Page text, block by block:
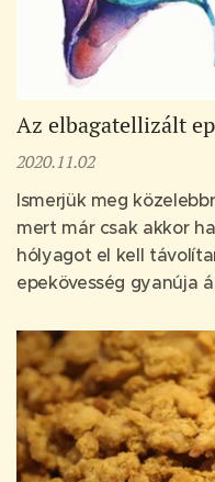
Az elbagatellizált
2020.11.02
Ismerjük meg
mert már csak akkor
hólyagot el kell
epekövesség gyanúja